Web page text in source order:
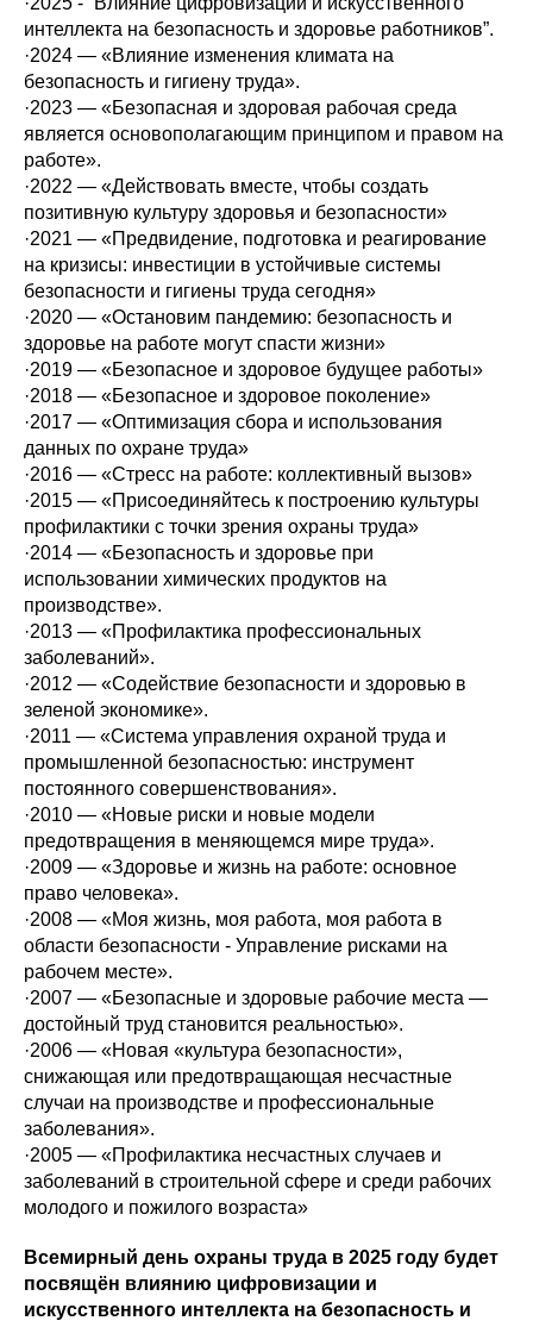
интеллекта на безопасность и здоровье работников”.
·2024 — «Влияние изменения климата на
безопасность и гигиену труда».
·2023 — «Безопасная и здоровая рабочая среда
является основополагающим принципом и правом на
работе».
·2022 — «Действовать вместе, чтобы создать
позитивную культуру здоровья и безопасности»
·2021 — «Предвидение, подготовка и реагирование
на кризисы: инвестиции в устойчивые системы
безопасности и гигиены труда сегодня»
·2020 — «Остановим пандемию: безопасность и
здоровье на работе могут спасти жизни»
·2019 — «Безопасное и здоровое будущее работы»
·2018 — «Безопасное и здоровое поколение»
·2017 — «Оптимизация сбора и использования
данных по охране труда»
·2016 — «Стресс на работе: коллективный вызов»
·2015 — «Присоединяйтесь к построению культуры
профилактики с точки зрения охраны труда»
·2014 — «Безопасность и здоровье при
использовании химических продуктов на
производстве».
·2013 — «Профилактика профессиональных
заболеваний».
·2012 — «Содействие безопасности и здоровью в
зеленой экономике».
·2011 — «Система управления охраной труда и
промышленной безопасностью: инструмент
постоянного совершенствования».
·2010 — «Новые риски и новые модели
предотвращения в меняющемся мире труда».
·2009 — «Здоровье и жизнь на работе: основное
право человека».
·2008 — «Моя жизнь, моя работа, моя работа в
области безопасности - Управление рисками на
рабочем месте».
·2007 — «Безопасные и здоровые рабочие места —
достойный труд становится реальностью».
·2006 — «Новая «культура безопасности»,
снижающая или предотвращающая несчастные
случаи на производстве и профессиональные
заболевания».
·2005 — «Профилактика несчастных случаев и
заболеваний в строительной сфере и среди рабочих
молодого и пожилого возраста»
Всемирный день охраны труда в 2025 году будет
посвящён влиянию цифровизации и
искусственного интеллекта на безопасность и